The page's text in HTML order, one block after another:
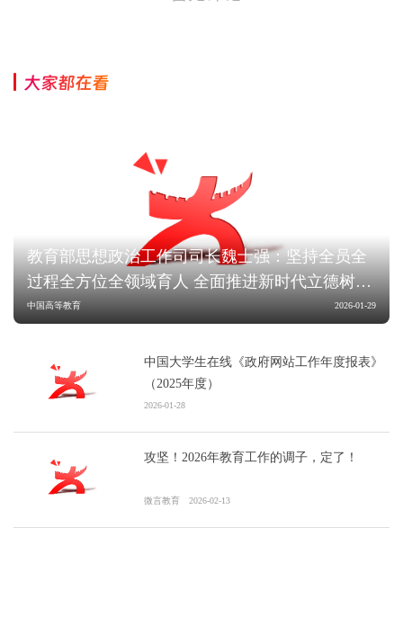
大家都在看
教育部思想政治工作司司长魏士强：坚持全员全
过程全方位全领域育人 全面推进新时代立德树人
工程落地见效
中国高等教育 2026-01-29
中国大学生在线《政府网站工作年度报表》
（2025年度）
2026-01-28
攻坚！2026年教育工作的调子，定了！
微言教育 2026-02-13